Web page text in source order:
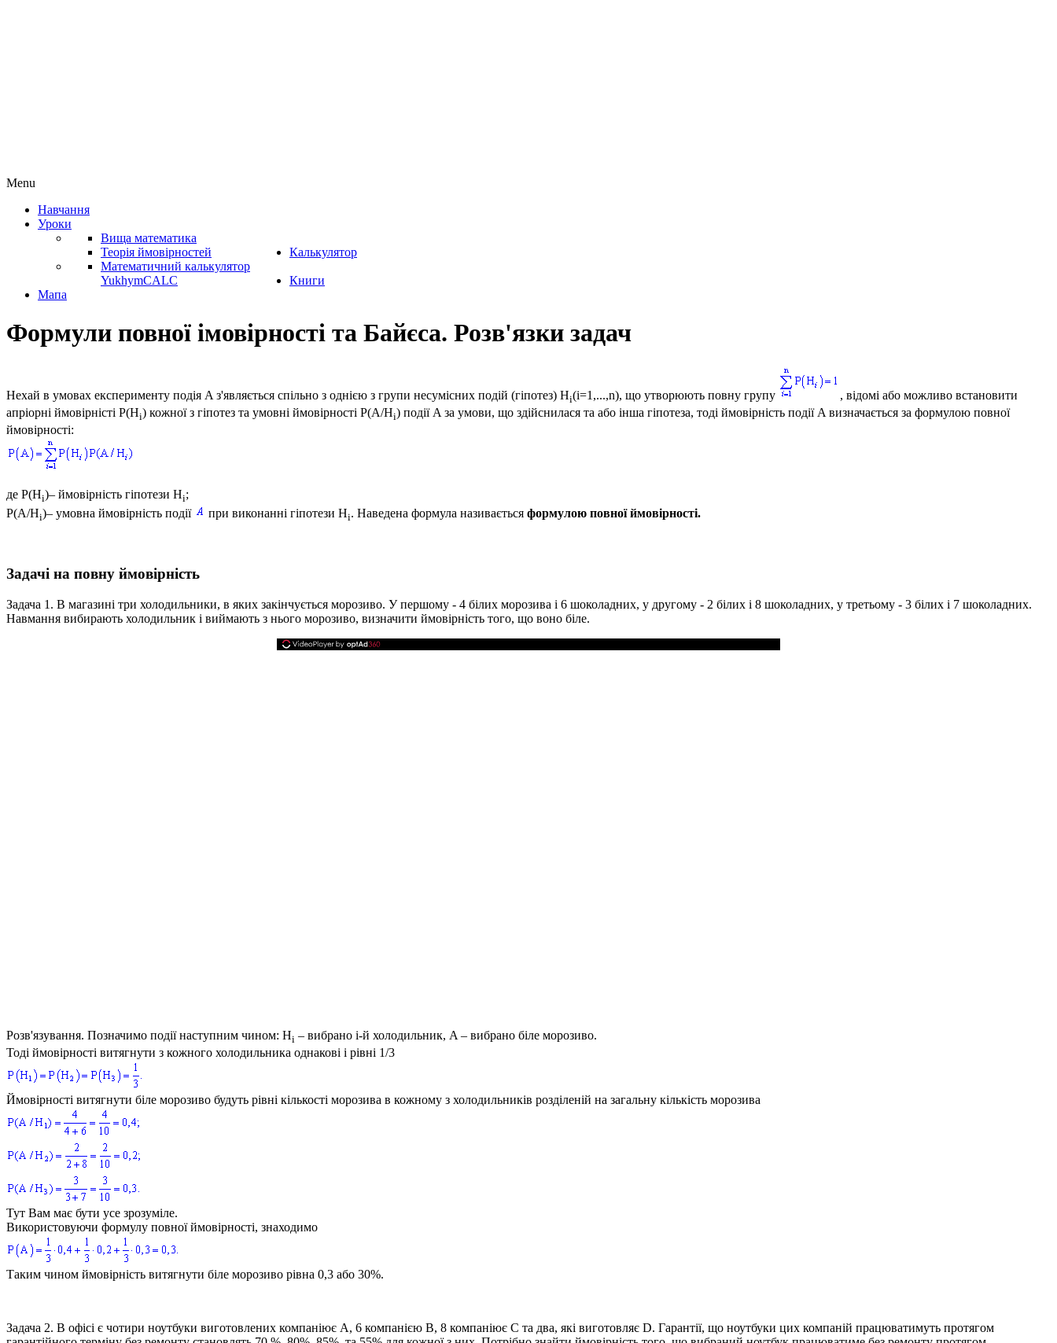
Menu
Навчання
Уроки
Вища математика
Теорія ймовірностей
Калькулятор
Математичний калькулятор
YukhymCALC
Книги
Мапа
Формули повної імовірності та Байєса. Розв'язки задач
Нехай в умовах експерименту подія A з'являється спільно з однією з групи несумісних подій (гіпотез) Hi(i=1,...,n), що утворюють повну групу
, відомі або можливо встановити
апріорні ймовірністі P(Hi) кожної з гіпотез та умовні ймовірності P(A/Hi) події A за умови, що здійснилася та або інша гіпотеза, тоді ймовірність події A визначається за формулою повної
ймовірності:
де P(Hi)– ймовірність гіпотези Hi;
P(A/Hi)– умовна ймовірність події при виконанні гіпотези Hi. Наведена формула називається формулою повної ймовірності.
Задачі на повну ймовірність
Задача 1. В магазині три холодильники, в яких закінчується морозиво. У першому - 4 білих морозива і 6 шоколадних, у другому - 2 білих і 8 шоколадних, у третьому - 3 білих і 7 шоколадних.
Навмання вибирають холодильник і виймають з нього морозиво, визначити ймовірність того, що воно біле.
Розв'язування. Позначимо події наступним чином: Hi – вибрано i-й холодильник, A – вибрано біле морозиво.
Тоді ймовірності витягнути з кожного холодильника однакові і рівні 1/3
Ймовірності витягнути біле морозиво будуть рівні кількості морозива в кожному з холодильників розділеній на загальну кількість морозива
Тут Вам має бути усе зрозуміле.
Використовуючи формулу повної ймовірності, знаходимо
Таким чином ймовірність витягнути біле морозиво рівна 0,3 або 30%.
Задача 2. В офісі є чотири ноутбуки виготовлених компаніює A, 6 компанією B, 8 компаніює C та два, які виготовляє D. Гарантії, що ноутбуки цих компаній працюватимуть протягом